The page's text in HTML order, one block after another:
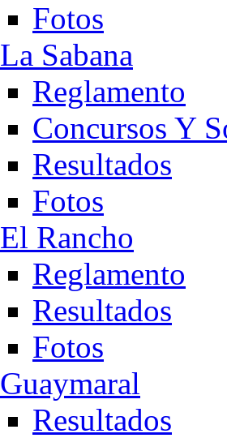
Fotos
La Sabana
Reglamento
Concursos Y
Resultados
Fotos
El Rancho
Reglamento
Resultados
Fotos
Guaymaral
Resultados